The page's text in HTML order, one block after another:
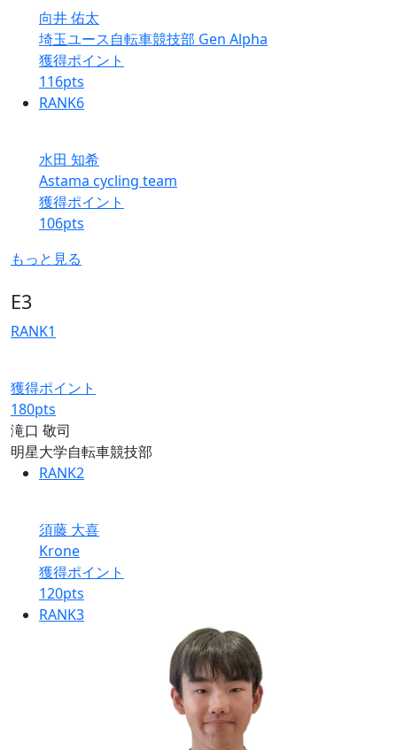
向井 佑太
埼玉ユース自転車競技部 Gen Alpha
獲得ポイント
116pts
RANK6
水田 知希
Astama cycling team
獲得ポイント
106pts
もっと見る
E3
RANK1
獲得ポイント
180pts
滝口 敬司
明星大学自転車競技部
RANK2
須藤 大喜
Krone
獲得ポイント
120pts
RANK3